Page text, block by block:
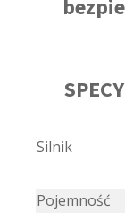
Silnik
Pojemność